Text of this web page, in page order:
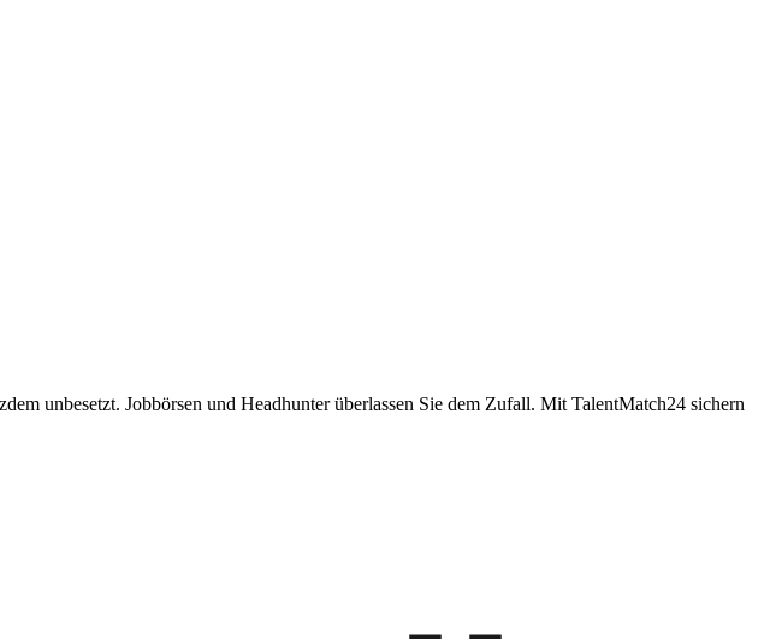
unbesetzt. Jobbörsen und Headhunter überlassen Sie dem Zufall. Mit TalentMatch24 sichern